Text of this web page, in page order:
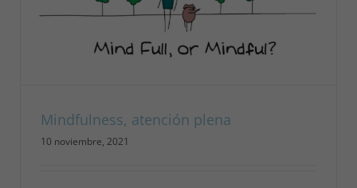
Mindfulness, atención plena
10 noviembre, 2021